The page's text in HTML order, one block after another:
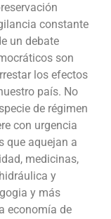
constante
un debate
son
los efectos
país. No
de régimen
con urgencia
que aquejan a
medicinas,
y
y más
economía de